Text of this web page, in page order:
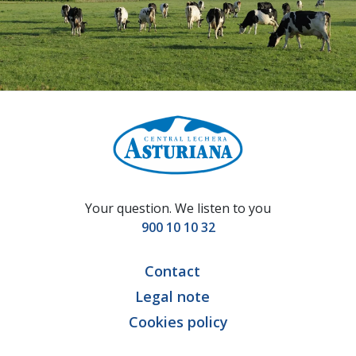
Your question. We listen to you
900 10 10 32
Contact
Legal note
Cookies policy